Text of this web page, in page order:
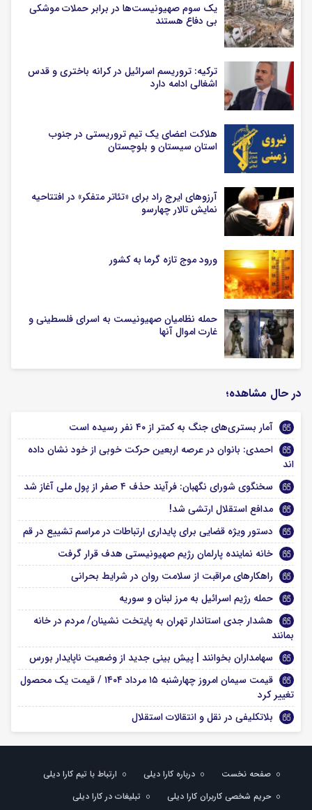
یک‌ سوم صهیونیست‌ها در برابر حملات موشکی
بی دفاع هستند
ترکیه: تروریسم اسرائیل در کرانه باختری و قدس
اشغالی ادامه دارد
هلاکت اعضای یک تیم تروریستی در جنوب
استان سیستان و بلوچستان
آرزوهای ایرج راد برای «تئاتر متفکر» در افتتاحیه
نمایش تالار چهارسو
ورود موج تازه گرما به کشور
حمله نظامیان صهیونیست به اسرای فلسطینی و
غارت اموال آنها
در حال مشاهده؛
آمار بستری‌های جنگ به کمتر از ۴۰ نفر رسیده است
احمدی: بانوان در عرصه اربعین حرکت خوبی از خود نشان داده
اند
سخنگوی شورای نگهبان: فرآیند حذف ۴ صفر از پول ملی آغاز شد
مدافع استقلال ارتشی شد!
دستور ویژه قضایی برای پایداری ارتباطات در مراسم تشییع در قم
خانه نماینده پارلمان رژیم صهیونیستی هدف قرار گرفت
راهکارهای مراقبت از سلامت روان در شرایط بحرانی
حمله رژیم اسرائیل به مرز لبنان و سوریه
هشدار جدی استاندار تهران به پایتخت نشینان/ مردم در خانه
بمانند
سهامداران بخوانند | پیش بینی جدید از وضعیت ناپایدار بورس
قیمت سیمان امروز چهارشنبه ۱۵ مرداد ۱۴۰۴ / قیمت یک محصول
تغییر کرد
بلاتکلیفی در نقل و انتقالات استقلال
صفحه نخست درباره کارا دیلی
ارتباط با تیم کارا دیلی
حریم شخصی کاربران کارا دیلی
تبلیغات در کارا دیلی